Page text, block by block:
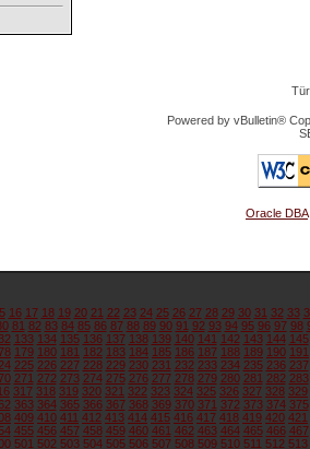
Powered by vBulletin®
Oracle DBA
16 17 18 19 20 21 22 23 24 25 26 27 28 29 30 31 32 33
81 82 83 84 85 86 87 88 89 90 91 92 93 94 95 96 97 98
133 134 135 136 137 138 139 140 141 142 143 144 145
179 180 181 182 183 184 185 186 187 188 189 190 191
225 226 227 228 229 230 231 232 233 234 235 236 237
271 272 273 274 275 276 277 278 279 280 281 282 283
317 318 319 320 321 322 323 324 325 326 327 328 329
363 364 365 366 367 368 369 370 371 372 373 374 375
409 410 411 412 413 414 415 416 417 418 419 420 421
455 456 457 458 459 460 461 462 463 464 465 466 467
501 502 503 504 505 506 507 508 509 510 511 512 513